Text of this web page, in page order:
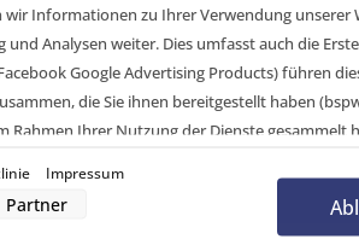
gelb passiviert
wir Informationen zu Ihrer Verwendung unserer
und Analysen weiter. Dies umfasst auch die
Google Advertising Products) führen
die Sie ihnen bereitgestellt haben
Rahmen Ihrer Nutzung der Dienste gesammelt
Button links unten klicken und dort die
Impressum
Partner